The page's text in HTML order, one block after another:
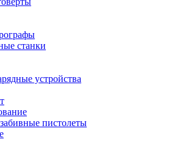
станки
устройства
пистолеты